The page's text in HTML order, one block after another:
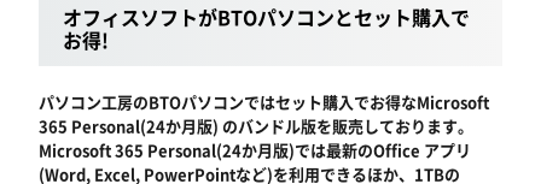
オフィスソフトがBTOパソコンとセット購入で
お得!
パソコン工房のBTOパソコンではセット購入でお得なMicrosoft
365 Personal(24か月版) のバンドル版を販売しております。
Microsoft 365 Personal(24か月版)では最新のOffice アプリ
(Word, Excel, PowerPointなど)を利用できるほか、1TBの